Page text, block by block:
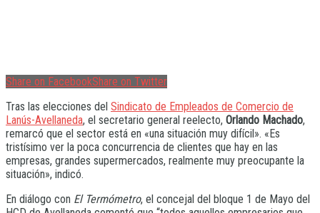
Share on FacebookShare on Twitter
Tras las elecciones del Sindicato de Empleados de Comercio de
Lanús-Avellaneda, el secretario general reelecto, Orlando Machado,
remarcó que el sector está en «una situación muy difícil». «Es
tristísimo ver la poca concurrencia de clientes que hay en las
empresas, grandes supermercados, realmente muy preocupante la
situación», indicó.
En diálogo con El Termómetro, el concejal del bloque 1 de Mayo del